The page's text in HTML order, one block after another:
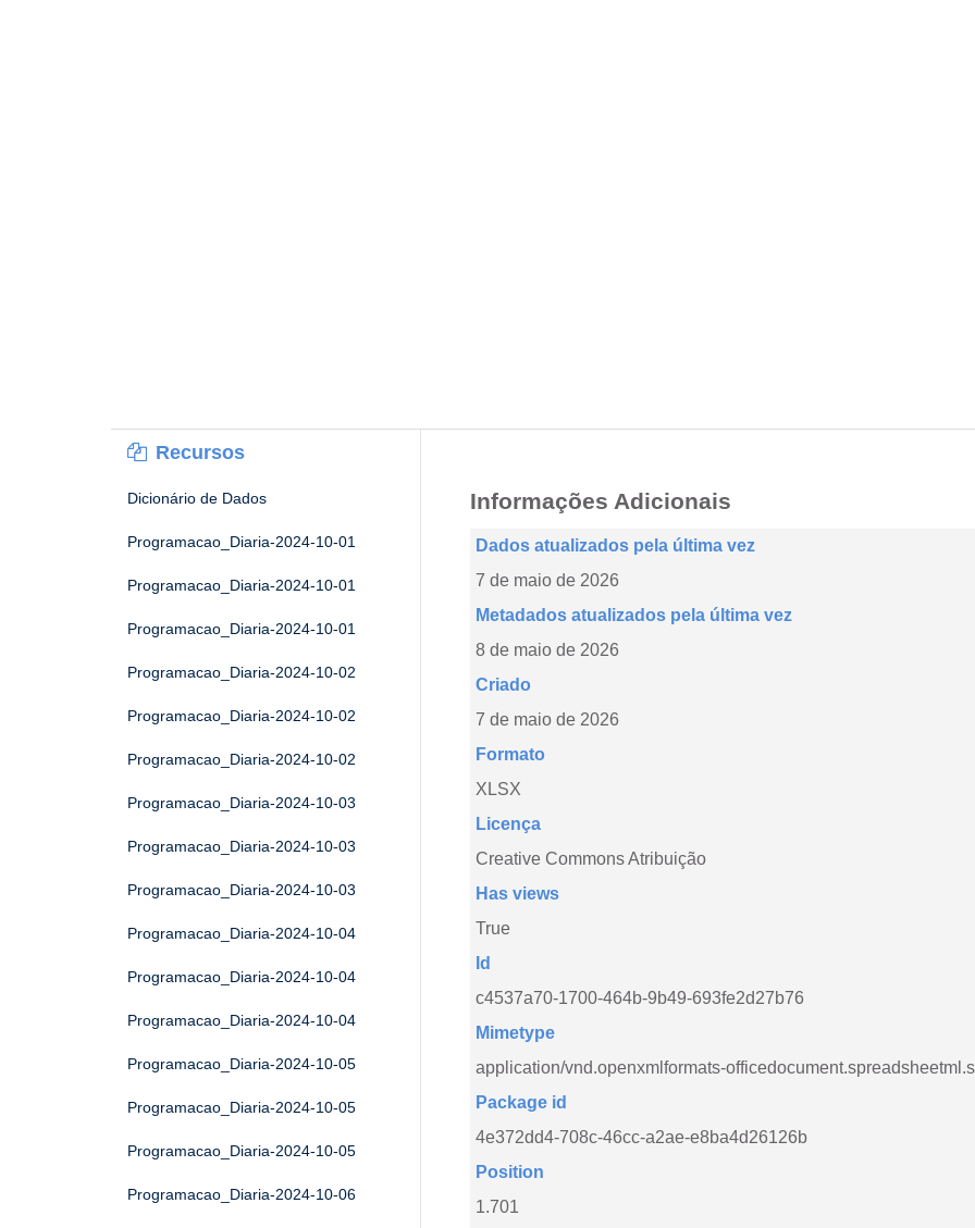
Recursos
Dicionário de Dados
Programacao_Diaria-2024-10-01
Programacao_Diaria-2024-10-01
Programacao_Diaria-2024-10-01
Programacao_Diaria-2024-10-02
Programacao_Diaria-2024-10-02
Programacao_Diaria-2024-10-02
Programacao_Diaria-2024-10-03
Programacao_Diaria-2024-10-03
Programacao_Diaria-2024-10-03
Programacao_Diaria-2024-10-04
Programacao_Diaria-2024-10-04
Programacao_Diaria-2024-10-04
Programacao_Diaria-2024-10-05
Programacao_Diaria-2024-10-05
Programacao_Diaria-2024-10-05
Programacao_Diaria-2024-10-06
Informações Adicionais
Dados atualizados pela última vez
7 de maio de 2026
Metadados atualizados pela última vez
8 de maio de 2026
Criado
7 de maio de 2026
Formato
XLSX
Licença
Creative Commons Atribuição
Has views
True
Id
c4537a70-1700-464b-9b49-693fe2d27b76
Mimetype
application/vnd.openxmlformats-
Package id
4e372dd4-708c-46cc-a2ae-e8ba4d26126b
Position
1.701